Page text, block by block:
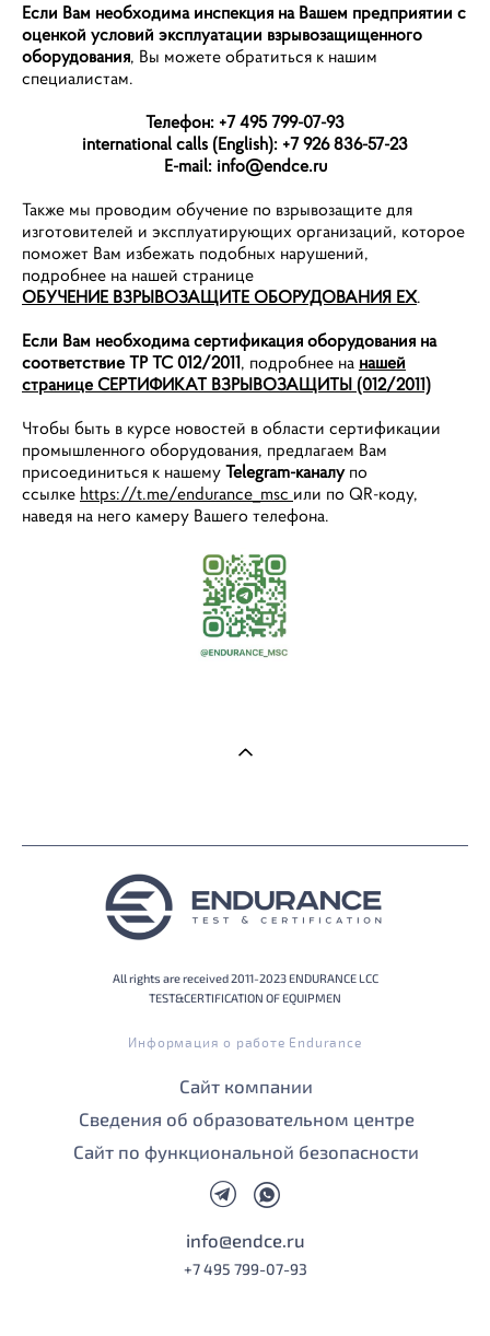
Если Вам необходима инспекция на Вашем предприятии с
оценкой условий эксплуатации взрывозащищенного
оборудования, Вы можете обратиться к нашим
специалистам.
Телефон: +7 495 799-07-93
international calls (English): +7 926 836-57-23
E-mail: info@endce.ru
Также мы проводим обучение по взрывозащите для
изготовителей и эксплуатирующих организаций, которое
поможет Вам избежать подобных нарушений,
подробнее на нашей странице
ОБУЧЕНИЕ ВЗРЫВОЗАЩИТЕ ОБОРУДОВАНИЯ EX.
Если Вам необходима сертификация оборудования на
соответствие ТР ТС 012/2011, подробнее на нашей
странице СЕРТИФИКАТ ВЗРЫВОЗАЩИТЫ (012/2011)
Чтобы быть в курсе новостей в области сертификации
промышленного оборудования, предлагаем Вам
присоединиться к нашему Telegram-каналупо
ссылке https://t.me/endurance_msc или по QR-коду,
наведя на него камеру Вашего телефона.
All rights are received 2011-2023 ENDURANCE LCC
TEST&CERTIFICATION OF EQUIPMEN
Информация о работе Endurance
Сайт компании
Сведения об образовательном центре
Сайт по функциональной безопасности
info@endce.ru
+7 495 799-07-93